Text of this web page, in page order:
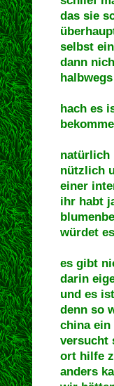
das sie
selbst
dann
hach es
natürlich
nützlich
einer
ihr habt
würdet
es gibt
darin
und es
denn so
china
versucht
ort hilfe
anders